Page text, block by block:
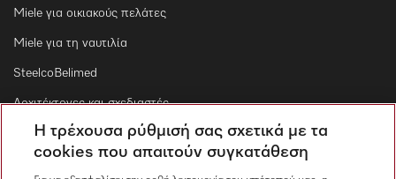
Miele για οικιακούς πελάτες
Miele για τη ναυτιλία
SteelcoBelimed
Αρχιτέκτονες και σχεδιαστές
Για εμπορικούς συνεργάτες
Η τρέχουσα ρύθμισή σας σχετικά με τα
cookies που απαιτούν συγκατάθεση